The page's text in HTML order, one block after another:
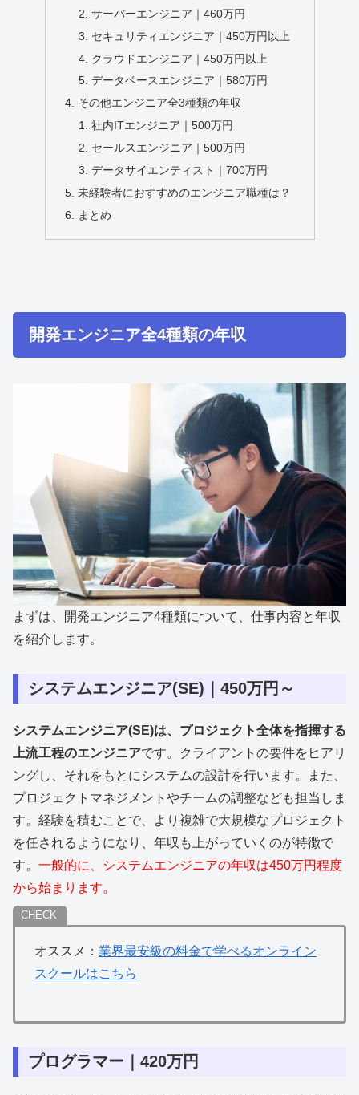
サーバーエンジニア｜460万円
セキュリティエンジニア｜450万円以上
クラウドエンジニア｜450万円以上
データベースエンジニア｜580万円
その他エンジニア全3種類の年収
社内ITエンジニア｜500万円
セールスエンジニア｜500万円
データサイエンティスト｜700万円
未経験者におすすめのエンジニア職種は？
まとめ
開発エンジニア全4種類の年収
まずは、開発エンジニア4種類について、仕事内容と年収
を紹介します。
システムエンジニア(SE)｜450万円～
システムエンジニア(SE)は、プロジェクト全体を指揮する
上流工程のエンジニアです。クライアントの要件をヒアリ
ングし、それをもとにシステムの設計を行います。また、
プロジェクトマネジメントやチームの調整なども担当しま
す。経験を積むことで、より複雑で大規模なプロジェクト
を任されるようになり、年収も上がっていくのが特徴で
す。 一般的に、システムエンジニアの年収は450万円程度
から始まります。
オススメ： 業界最安級の料金で学べるオンライン
スクールはこちら
プログラマー｜420万円